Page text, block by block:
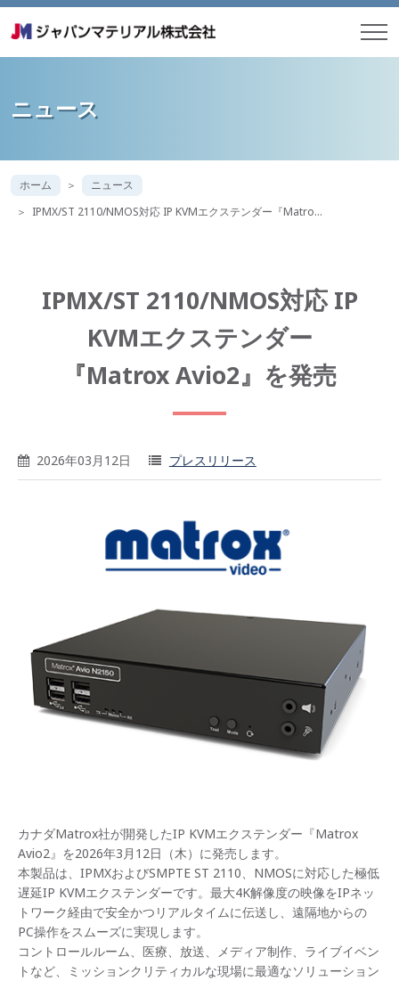
ニュース
ホーム
ニュース
IPMX/ST 2110/NMOS対応 IP KVMエクステンダー『Matro…
IPMX/ST 2110/NMOS対応 IP
KVMエクステンダー
『Matrox Avio2』を発売
2026年03月12日 プレスリリース
カナダMatrox社が開発したIP KVMエクステンダー『Matrox
Avio2』を2026年3月12日（木）に発売します。
本製品は、IPMXおよびSMPTE ST 2110、NMOSに対応した極低
遅延IP KVMエクステンダーです。最大4K解像度の映像をIPネッ
トワーク経由で安全かつリアルタイムに伝送し、遠隔地からの
PC操作をスムーズに実現します。
コントロールルーム、医療、放送、メディア制作、ライブイベン
トなど、ミッションクリティカルな現場に最適なソリューション